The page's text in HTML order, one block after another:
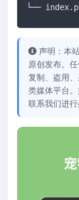
└──
声明：本
原创发布。
复制、盗用
类媒体平台
联系我们进行